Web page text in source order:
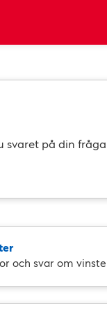
svaret på din fråga
och svar om